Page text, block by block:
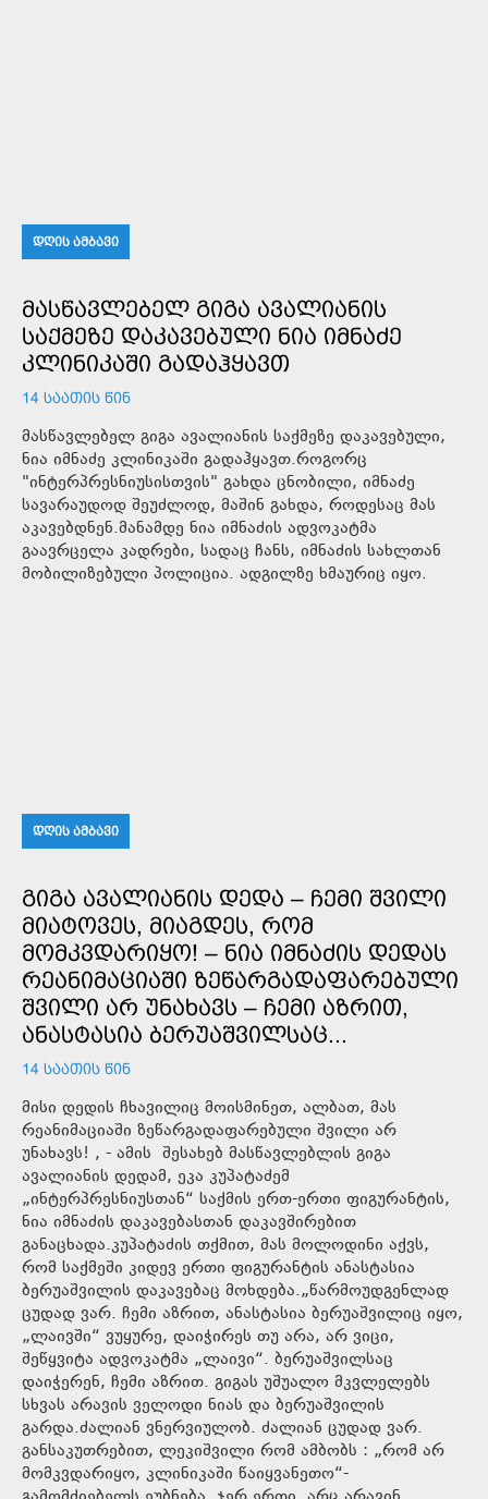
ᲓᲦᲘᲡ ᲐᲛᲑᲐᲕᲘ
ᲛᲐᲡᲬᲐᲕᲚᲔᲑᲔᲚ ᲒᲘᲒᲐ ᲐᲕᲐᲚᲘᲐᲜᲘᲡ
ᲡᲐᲥᲛᲔᲖᲔ ᲓᲐᲙᲐᲕᲔᲑᲣᲚᲘ ᲜᲘᲐ ᲘᲛᲜᲐᲫᲔ
ᲙᲚᲘᲜᲘᲙᲐᲨᲘ ᲒᲐᲓᲐᲰᲧᲐᲕᲗ
14 ᲡᲐᲐᲗᲘᲡ ᲬᲘᲜ
მასწავლებელ გიგა ავალიანის საქმეზე დაკავებული,
ნია იმნაძე კლინიკაში გადაჰყავთ.როგორც
"ინტერპრესნიუსისთვის" გახდა ცნობილი, იმნაძე
სავარაუდოდ შეუძლოდ, მაშინ გახდა, როდესაც მას
აკავებდნენ.მანამდე ნია იმნაძის ადვოკატმა
გაავრცელა კადრები, სადაც ჩანს, იმნაძის სახლთან
მობილიზებული პოლიცია. ადგილზე ხმაურიც იყო.
ᲓᲦᲘᲡ ᲐᲛᲑᲐᲕᲘ
ᲒᲘᲒᲐ ᲐᲕᲐᲚᲘᲐᲜᲘᲡ ᲓᲔᲓᲐ – ᲩᲔᲛᲘ ᲨᲕᲘᲚᲘ
ᲛᲘᲐᲢᲝᲕᲔᲡ, ᲛᲘᲐᲒᲓᲔᲡ, ᲠᲝᲛ
ᲛᲝᲛᲙᲕᲓᲐᲠᲘᲧᲝ! – ᲜᲘᲐ ᲘᲛᲜᲐᲫᲘᲡ ᲓᲔᲓᲐᲡ
ᲠᲔᲐᲜᲘᲛᲐᲪᲘᲐᲨᲘ ᲖᲔᲬᲐᲠᲒᲐᲓᲐᲤᲐᲠᲔᲑᲣᲚᲘ
ᲨᲕᲘᲚᲘ ᲐᲠ ᲣᲜᲐᲮᲐᲕᲡ – ᲩᲔᲛᲘ ᲐᲖᲠᲘᲗ,
ᲐᲜᲐᲡᲢᲐᲡᲘᲐ ᲑᲔᲠᲣᲐᲨᲕᲘᲚᲡᲐᲪ...
14 ᲡᲐᲐᲗᲘᲡ ᲬᲘᲜ
მისი დედის ჩხავილიც მოისმინეთ, ალბათ, მას
რეანიმაციაში ზეწარგადაფარებული შვილი არ
უნახავს! , - ამის შესახებ მასწავლებლის გიგა
ავალიანის დედამ, ეკა კუპატაძემ
„ინტერპრესნიუსთან“ საქმის ერთ-ერთი ფიგურანტის,
ნია იმნაძის დაკავებასთან დაკავშირებით
განაცხადა.კუპატაძის თქმით, მას მოლოდინი აქვს,
რომ საქმეში კიდევ ერთი ფიგურანტის ანასტასია
ბერუაშვილის დაკავებაც მოხდება.„წარმოუდგენლად
ცუდად ვარ. ჩემი აზრით, ანასტასია ბერუაშვილიც იყო,
„ლაივში“ ვუყურე, დაიჭირეს თუ არა, არ ვიცი,
შეწყვიტა ადვოკატმა „ლაივი“. ბერუაშვილსაც
დაიჭერენ, ჩემი აზრით. გიგას უშუალო მკვლელებს
სხვას არავის ველოდი ნიას და ბერუაშვილის
გარდა.ძალიან ვნერვიულობ. ძალიან ცუდად ვარ.
განსაკუთრებით, ლეკიშვილი რომ ამბობს : „რომ არ
მომკვდარიყო, კლინიკაში წაიყვანეთო“-